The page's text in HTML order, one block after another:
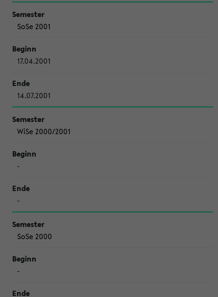
SoSe 2001
17.04.2001
14.07.2001
WiSe 2000/2001
-
-
SoSe 2000
-